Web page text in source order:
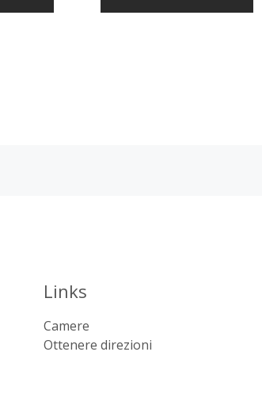
Links
Camere
Ottenere direzioni